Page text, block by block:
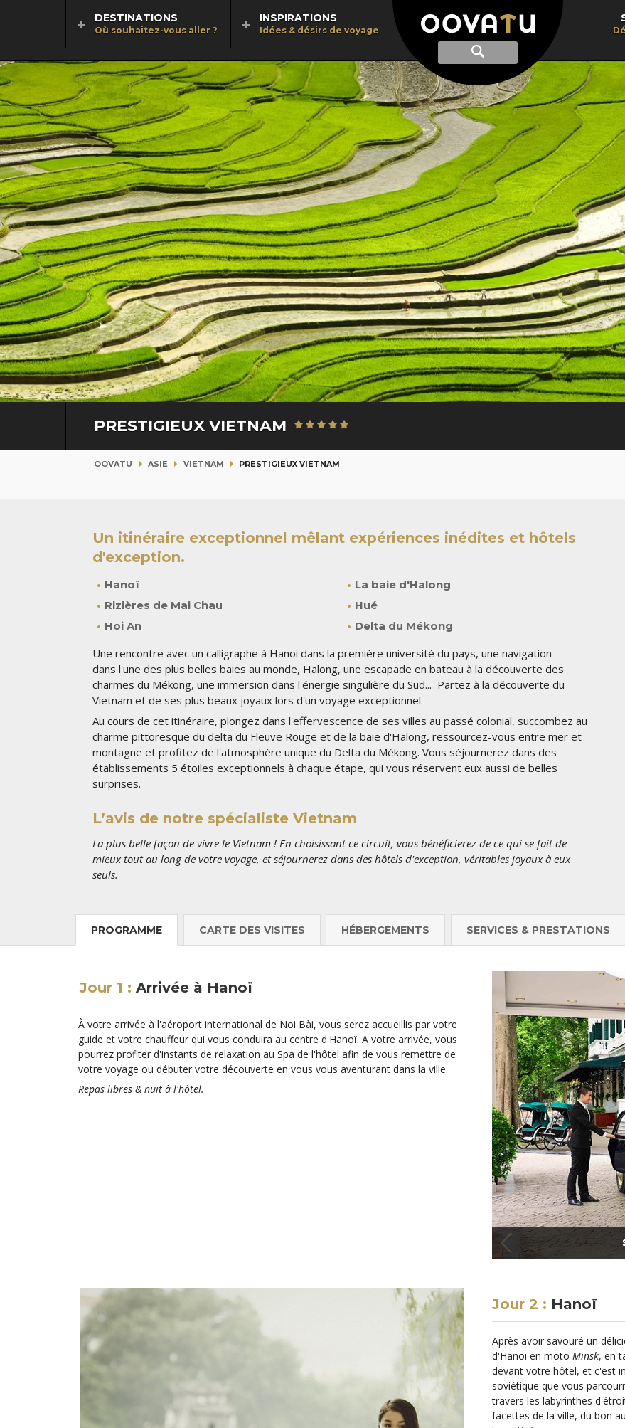
Afficher
recherche
Recherche
DESTINATIONS
Où souhaitez-vous aller ?
INSPIRATIONS
Idées & désirs de voyage
PRESTIGIEUX VIETNAM
OOVATU ASIE VIETNAM PRESTIGIEUX VIETNAM
Un itinéraire exceptionnel mêlant expériences inédites et hôtels
d'exception.
Hanoï
La baie d'Halong
Rizières de Mai Chau
Hué
Hoi An
Delta du Mékong
Une rencontre avec un calligraphe à Hanoi dans la première université du pays, une navigation
dans l'une des plus belles baies au monde, Halong, une escapade en bateau à la découverte des
charmes du Mékong, une immersion dans l'énergie singulière du Sud... Partez à la découverte du
Vietnam et de ses plus beaux joyaux lors d'un voyage exceptionnel.
Au cours de cet itinéraire, plongez dans l'effervescence de ses villes au passé colonial, succombez au
charme pittoresque du delta du Fleuve Rouge et de la baie d'Halong, ressourcez-vous entre mer et
montagne et profitez de l'atmosphère unique du Delta du Mékong. Vous séjournerez dans des
établissements 5 étoiles exceptionnels à chaque étape, qui vous réservent eux aussi de belles
surprises.
L’avis de notre spécialiste Vietnam
La plus belle façon de vivre le Vietnam ! En choisissant ce circuit, vous bénéficierez de ce qui se fait de
mieux tout au long de votre voyage, et séjournerez dans des hôtels d'exception, véritables joyaux à eux
seuls.
PROGRAMME
Jour 1 : Arrivée à Hanoï
À votre arrivée à l'aéroport international de Noi Bài, vous serez accueillis par votre
guide et votre chauffeur qui vous conduira au centre d'Hanoï. A votre arrivée, vous
pourrez profiter d'instants de relaxation au Spa de l'hôtel afin de vous remettre de
votre voyage ou débuter votre découverte en vous vous aventurant dans la ville.
Repas libres & nuit à l'hôtel.
Jour 2 : Hanoï
Après avoir savouré un
d'Hanoi en moto Minsk, en
devant votre hôtel, et c'est
soviétique que vous
travers les labyrinthes
facettes de la ville, du bon
CARTE DES VISITES HÉBERGEMENTS SERVICES & PRESTATIONS